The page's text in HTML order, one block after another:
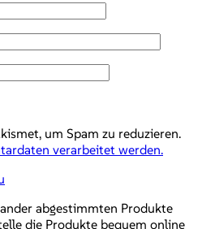
um Spam zu reduzieren.
verarbeitet werden.
abgestimmten Produkte
die Produkte bequem online